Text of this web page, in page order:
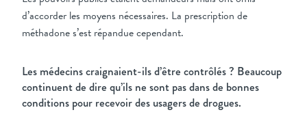
d’accorder les moyens nécessaires. La prescription de
méthadone s’est répandue cependant.
Les médecins craignaient-ils d’être contrôlés ? Beaucoup
continuent de dire qu’ils ne sont pas dans de bonnes
conditions pour recevoir des usagers de drogues.